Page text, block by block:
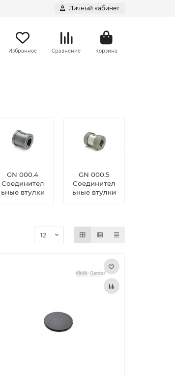
Личный кабинет
Избранное Сравнение Корзина
GN 000.4
Соединител
ьные втулки
GN 000.5
Соединител
ьные втулки